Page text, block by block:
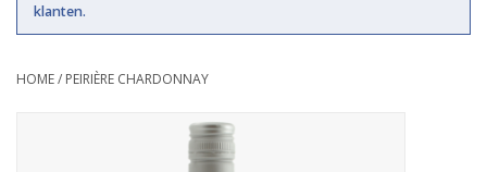
Assortiment
klanten.
HOME/ PEIRIÈRE CHARDONNAY